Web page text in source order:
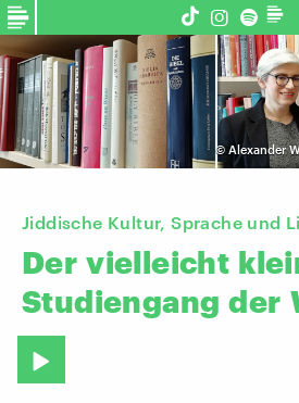
© Alexander
Jiddische Kultur, Sprache und
Der vielleicht
Studiengang der